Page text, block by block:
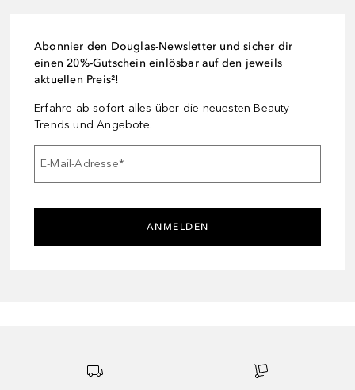
Abonnier den Douglas-Newsletter und sicher dir
einen 20%-Gutschein einlösbar auf den jeweils
aktuellen Preis²!
Erfahre ab sofort alles über die neuesten Beauty-
Trends und Angebote.
E-Mail-Adresse*
ANMELDEN